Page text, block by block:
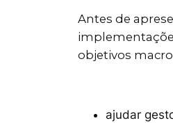
Antes de
objetivos
ajudar